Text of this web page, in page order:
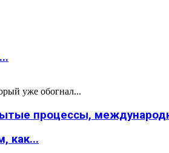
уже обогнал...
процессы,
как...